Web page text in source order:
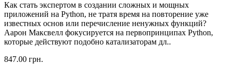
Как стать экспертом в создании сложных и мощных
приложений на Python, не тратя время на повторение уже
известных основ или перечисление ненужных функций?
Аарон Максвелл фокусируется на первопринципах Python,
которые действуют подобно катализаторам дл..
847.00 грн.